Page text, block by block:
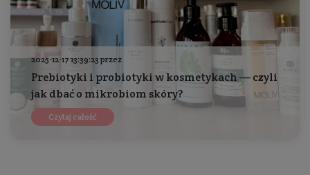
2025-12-17 13:39:23 przez
Prebiotyki i probiotyki w kosmetykach — czyli
jak dbać o mikrobiom skóry?
Czytaj całość